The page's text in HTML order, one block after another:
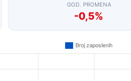
GOD. PROMENA
-0,5%